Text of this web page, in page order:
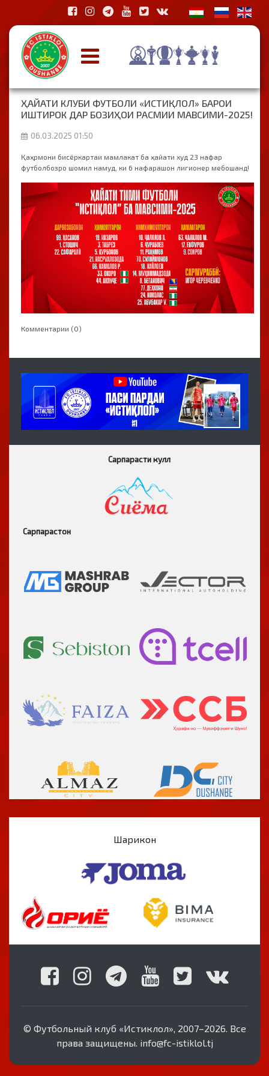
ҲАЙАТИ КЛУБИ ФУТБОЛИ «ИСТИҚЛОЛ» БАРОИ
ИШТИРОК ДАР БОЗИҲОИ РАСМИИ МАВСИМИ-2025!
06.03.2025 01:50
Қаҳрмони бисёркартаи мамлакат ба ҳайати худ 23 нафар
футболбозро шомил намуд, ки 6 нафарашон лигионер мебошанд!
Комментарии (0)
Сарпарасти кулл
Сарпарастон
Шарикон
© Футбольный клуб «Истиклол», 2007–2026. Все
права защищены. info@fc-istiklol.tj